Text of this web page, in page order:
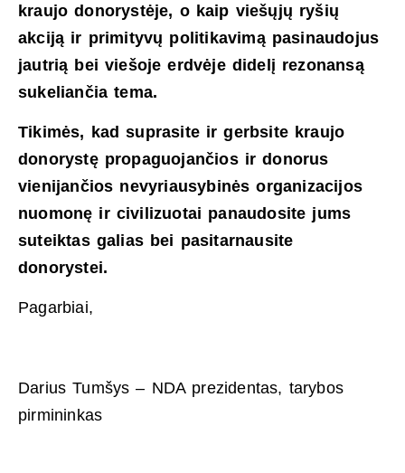
kraujo donorystėje, o kaip viešųjų ryšių
akciją ir primityvų politikavimą pasinaudojus
jautrią bei viešoje erdvėje didelį rezonansą
sukeliančia tema.
Tikimės, kad suprasite ir gerbsite kraujo
donorystę propaguojančios ir donorus
vienijančios nevyriausybinės organizacijos
nuomonę ir civilizuotai panaudosite jums
suteiktas galias bei pasitarnausite
donorystei.
Pagarbiai,
Darius Tumšys – NDA prezidentas, tarybos
pirmininkas